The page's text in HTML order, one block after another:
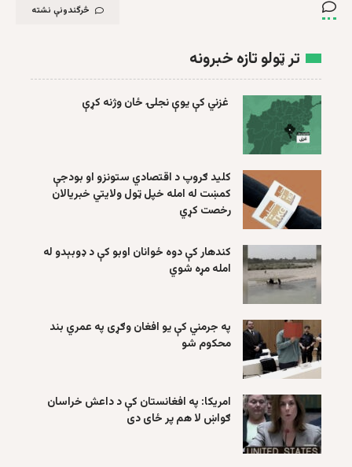
څرگندونې نشته
تر ټولو تازه خبرونه
غزني کې یوې نجلۍ ځان وژنه کړې
کلید ګروپ د اقتصادي ستونزو او بودجې
کمښت له امله خپل ټول ولایتي خبریالان
رخصت کړي
کندهار کې دوه ځوانان اوبو کې د ډوبېدو له
امله مړه شوي
په جرمني کې یو افغان وګړی په عمري بند
محکوم شو
امریکا: په افغانستان کې د داعش خراسان
ګواښ لا هم پر ځای دی